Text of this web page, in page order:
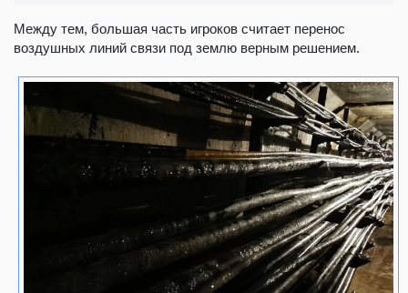
Между тем, большая часть игроков считает перенос
воздушных линий связи под землю верным решением.